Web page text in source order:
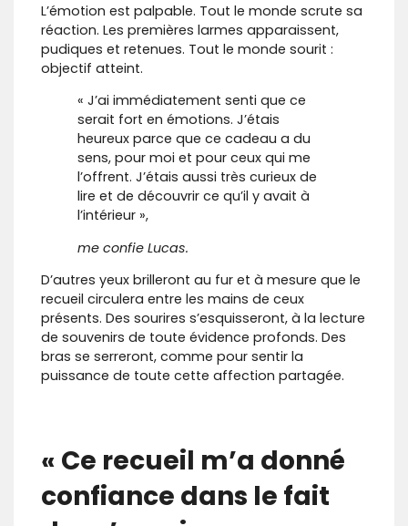
L’émotion est palpable. Tout le monde scrute sa
réaction. Les premières larmes apparaissent,
pudiques et retenues. Tout le monde sourit :
objectif atteint.
« J’ai immédiatement senti que ce
serait fort en émotions. J’étais
heureux parce que ce cadeau a du
sens, pour moi et pour ceux qui me
l’offrent. J’étais aussi très curieux de
lire et de découvrir ce qu’il y avait à
l’intérieur »,
me confie Lucas.
D’autres yeux brilleront au fur et à mesure que le
recueil circulera entre les mains de ceux
présents. Des sourires s’esquisseront, à la lecture
de souvenirs de toute évidence profonds. Des
bras se serreront, comme pour sentir la
puissance de toute cette affection partagée.
« Ce recueil m’a donné
confiance dans le fait